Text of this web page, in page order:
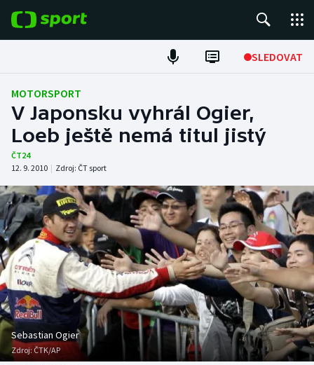
SLEDOVAT
Fotbal
Hokej
Tenis
Atletika
Cyklistika
DALŠÍ SPORTY
Americký fotbal
Baseball a softbal
Basketbal
NEPŘEHLÉDNĚTE
Soutěže
Historické návraty
MOTORSPORT
V Japonsku vyhrál Ogier,
Loeb ještě nemá titul jistý
ČT24
12. 9. 2010 | Zdroj: ČT sport
Sebastian Ogier
Zdroj:ČTK/AP